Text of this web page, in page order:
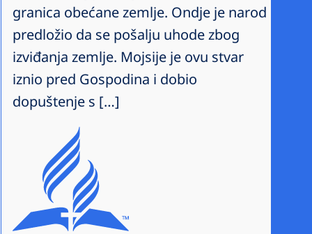
granica obećane zemlje. Ondje je narod
predložio da se pošalju uhode zbog
izviđanja zemlje. Mojsije je ovu stvar
iznio pred Gospodina i dobio
dopuštenje s […]